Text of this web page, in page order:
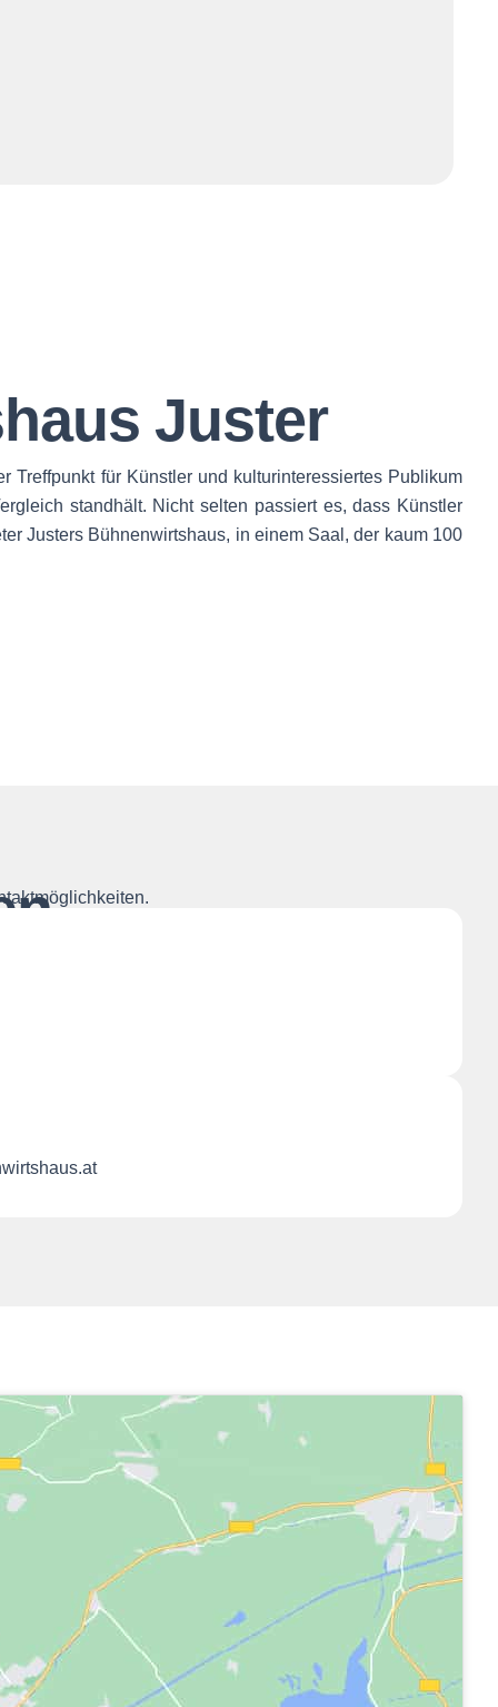
Juster
Treffpunkt für Künstler und kulturinteressiertes Publikum
standhält. Nicht selten passiert es, dass Künstler
Justers Bühnenwirtshaus, in einem Saal, der kaum 100